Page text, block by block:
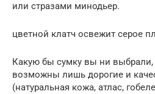
или стразами минодьер.
цветной клатч освежит серое
Какую бы сумку вы ни выбрали,
возможны лишь дорогие и
(натуральная кожа, атлас,